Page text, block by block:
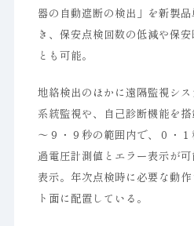
器の自動遮断の検出」を新製
き、保安点検回数の低減や保
とも可能。
地絡検出のほかに遠隔監視シ
系統監視や、自己診断機能を
～９・９秒の範囲内で、０・
過電圧計測値とエラー表示が
表示。年次点検時に必要な動
ト面に配置している。